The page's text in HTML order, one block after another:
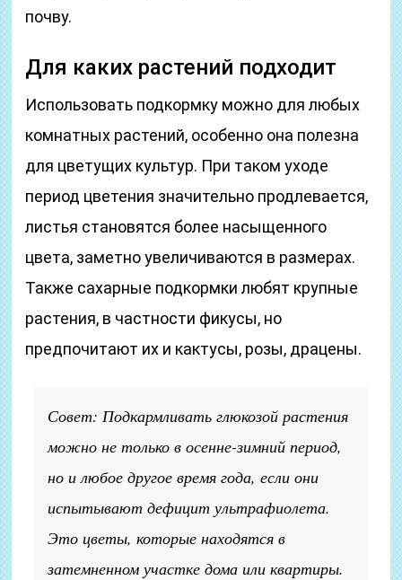
почву.
Для каких растений подходит
Использовать подкормку можно для любых
комнатных растений, особенно она полезна
для цветущих культур. При таком уходе
период цветения значительно продлевается,
листья становятся более насыщенного
цвета, заметно увеличиваются в размерах.
Также сахарные подкормки любят крупные
растения, в частности фикусы, но
предпочитают их и кактусы, розы, драцены.
Совет: Подкармливать глюкозой растения
можно не только в осенне-зимний период,
но и любое другое время года, если они
испытывают дефицит ультрафиолета.
Это цветы, которые находятся в
затемненном участке дома или квартиры.